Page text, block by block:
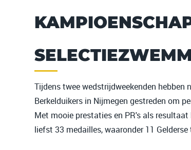
Tijdens twee wedstrijdweekenden hebben
Berkelduikers in Nijmegen gestreden om
Met mooie prestaties en PR's als
liefst 33 medailles, waaronder 11